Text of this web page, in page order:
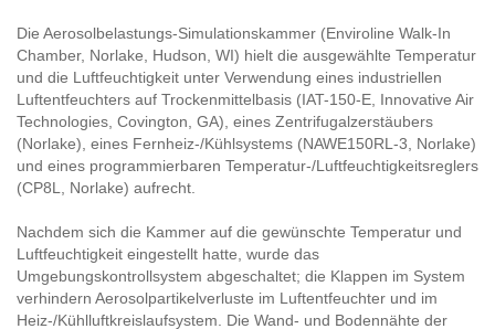
Die Aerosolbelastungs-Simulationskammer (Enviroline Walk-In
Chamber, Norlake, Hudson, WI) hielt die ausgewählte Temperatur
und die Luftfeuchtigkeit unter Verwendung eines industriellen
Luftentfeuchters auf Trockenmittelbasis (IAT-150-E, Innovative Air
Technologies, Covington, GA), eines Zentrifugalzerstäubers
(Norlake), eines Fernheiz-/Kühlsystems (NAWE150RL-3, Norlake)
und eines programmierbaren Temperatur-/Luftfeuchtigkeitsreglers
(CP8L, Norlake) aufrecht.
Nachdem sich die Kammer auf die gewünschte Temperatur und
Luftfeuchtigkeit eingestellt hatte, wurde das
Umgebungskontrollsystem abgeschaltet; die Klappen im System
verhindern Aerosolpartikelverluste im Luftentfeuchter und im
Heiz-/Kühlluftkreislaufsystem. Die Wand- und Bodennähte der